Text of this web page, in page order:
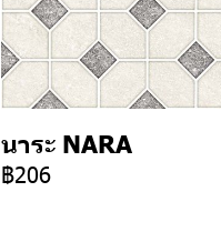
นาระ NARA
฿206